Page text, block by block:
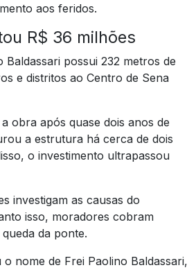
aos feridos.
R$ 36 milhões
Baldassari possui 232 metros de
e distritos ao Centro de Sena
obra após quase dois anos de
a estrutura há cerca de dois
o investimento ultrapassou
investigam as causas do
isso, moradores cobram
da ponte.
nome de Frei Paolino Baldassari,